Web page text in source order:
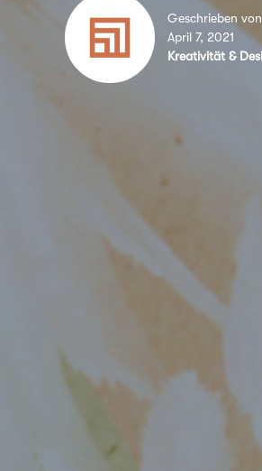
Geschrieben von
April 7, 2021
Kreativität &